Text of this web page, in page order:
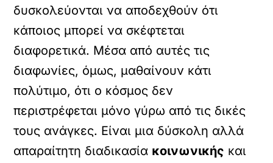
δυσκολεύονται να αποδεχθούν ότι
κάποιος μπορεί να σκέφτεται
διαφορετικά. Μέσα από αυτές τις
διαφωνίες, όμως, μαθαίνουν κάτι
πολύτιμο, ότι ο κόσμος δεν
περιστρέφεται μόνο γύρω από τις δικές
τους ανάγκες. Είναι μια δύσκολη αλλά
απαραίτητη διαδικασία κοινωνικής και